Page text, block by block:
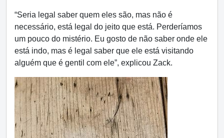
“Seria legal saber quem eles são, mas não é
necessário, está legal do jeito que está. Perderíamos
um pouco do mistério. Eu gosto de não saber onde ele
está indo, mas é legal saber que ele está visitando
alguém que é gentil com ele”, explicou Zack.